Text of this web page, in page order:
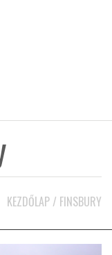
KEZDŐLAP / FINSBURY